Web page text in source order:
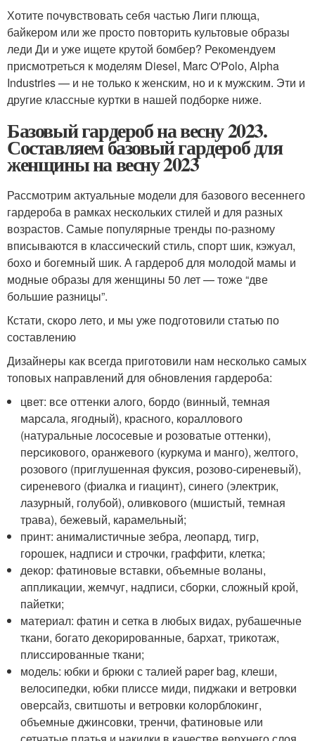
Хотите почувствовать себя частью Лиги плюща,
байкером или же просто повторить культовые образы
леди Ди и уже ищете крутой бомбер? Рекомендуем
присмотреться к моделям Diesel, Marc O'Polo, Alpha
Industries — и не только к женским, но и к мужским. Эти и
другие классные куртки в нашей подборке ниже.
Базовый гардероб на весну 2023.
Составляем базовый гардероб для
женщины на весну 2023
Рассмотрим актуальные модели для базового весеннего
гардероба в рамках нескольких стилей и для разных
возрастов. Самые популярные тренды по-разному
вписываются в классический стиль, спорт шик, кэжуал,
бохо и богемный шик. А гардероб для молодой мамы и
модные образы для женщины 50 лет — тоже “две
большие разницы”.
Кстати, скоро лето, и мы уже подготовили статью по
составлению
Дизайнеры как всегда приготовили нам несколько самых
топовых направлений для обновления гардероба:
цвет: все оттенки алого, бордо (винный, темная
марсала, ягодный), красного, кораллового
(натуральные лососевые и розоватые оттенки),
персикового, оранжевого (куркума и манго), желтого,
розового (приглушенная фуксия, розово-сиреневый),
сиреневого (фиалка и гиацинт), синего (электрик,
лазурный, голубой), оливкового (мшистый, темная
трава), бежевый, карамельный;
принт: анималистичные зебра, леопард, тигр,
горошек, надписи и строчки, граффити, клетка;
декор: фатиновые вставки, объемные воланы,
аппликации, жемчуг, надписи, сборки, сложный крой,
пайетки;
материал: фатин и сетка в любых видах, рубашечные
ткани, богато декорированные, бархат, трикотаж,
плиссированные ткани;
модель: юбки и брюки с талией paper bag, клеши,
велосипедки, юбки плиссе миди, пиджаки и ветровки
оверсайз, свитшоты и ветровки колорблокинг,
объемные джинсовки, тренчи, фатиновые или